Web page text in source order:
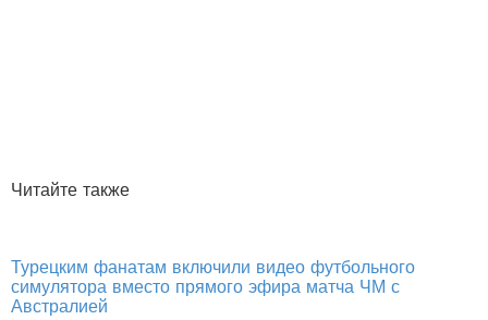
Читайте также
Турецким фанатам включили видео футбольного
симулятора вместо прямого эфира матча ЧМ с
Австралией